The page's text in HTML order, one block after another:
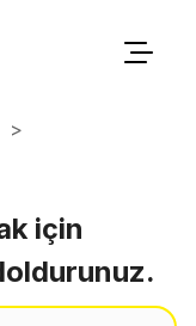
>
için